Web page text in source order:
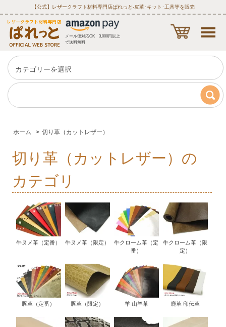
【公式】レザークラフト材料専門店ぱれっと‐皮革･キット･工具等を販売
メール便対応OK 3,000円以上
で送料無料
ホーム > 切り革（カットレザー）
切り革（カットレザー）の
カテゴリ
牛ヌメ革（定番） 牛ヌメ革（限定）
牛クローム革（定
番）
牛クローム革（限
定）
豚革（定番） 豚革（限定） 羊 山羊革 鹿革 印伝革